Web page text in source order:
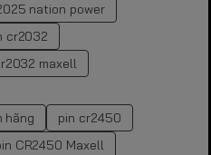
nation power
cr2032
maxell
hãng
pin cr2450
CR2450 Maxell